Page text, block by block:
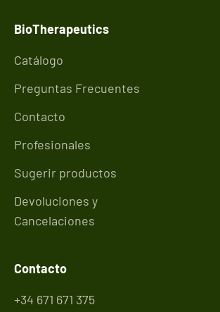
BioTherapeutics
Catálogo
Preguntas Frecuentes
Contacto
Profesionales
Sugerir productos
Devoluciones y
Cancelaciones
Contacto
+34 671 671 375